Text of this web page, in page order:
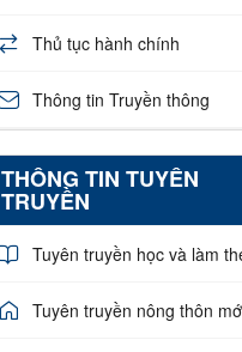
Thủ tục hành chính
Thông tin Truyền thông
THÔNG TIN TUYÊN
TRUYỀN
Tuyên truyền học và làm
Tuyên truyền nông thôn